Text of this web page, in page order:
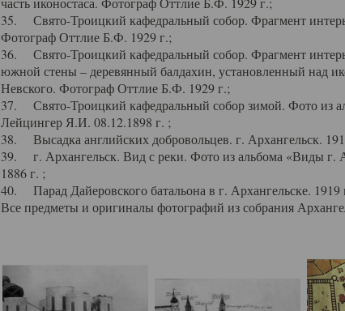
35. Свято-Троицкий кафедральный собор. Фрагмент
Фотограф Оттлие Б.Ф. 1929 г.;
36. Свято-Троицкий кафедральный собор. Фрагмент
южной стены – деревянный балдахин, установленный над
Невского. Фотограф Оттлие Б.Ф. 1929 г.;
37. Свято-Троицкий кафедральный собор зимой. Фото из
Лейцингер Я.И. 08.12.1898 г. ;
38. Высадка английских добровольцев. г. Архангельск.
39. г. Архангельск. Вид с реки. Фото из альбома «Виды г.
1886 г. ;
40. Парад Дайеровского батальона в г. Архангельске.
Все предметы и оригиналы фотографий из собрания